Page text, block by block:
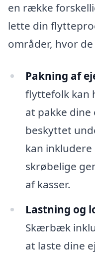
en række
lette din
områder, hvor
Pakning af
flyttefolk kan
at pakke dine
beskyttet
kan
skrøbelige
af kasser.
Lastning og
Skærbæk
at laste dine